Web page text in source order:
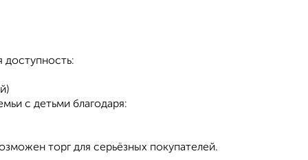
доступность:
с детьми благодаря:
торг для серьёзных покупателей.